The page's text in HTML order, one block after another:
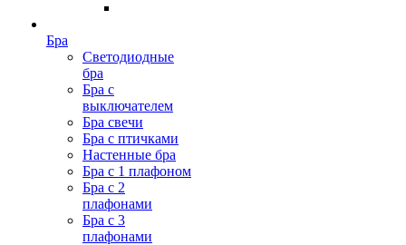
Бра
Светодиодные
бра
Бра с
выключателем
Бра свечи
Бра с птичками
Настенные бра
Бра с 1 плафоном
Бра с 2
плафонами
Бра с 3
плафонами